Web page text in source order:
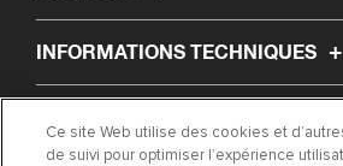
INFORMATIONS TECHNIQUES
Ce site Web utilise des cookies et
de suivi pour optimiser l’expérience